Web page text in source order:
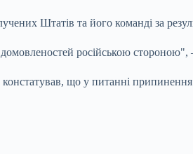
Штатів та його команді за
російською стороною",
що у питанні